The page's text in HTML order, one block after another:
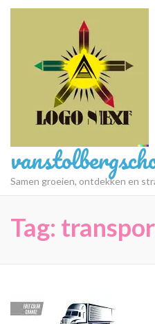
Ga
Samen groeien, ontdekken en
Tag: